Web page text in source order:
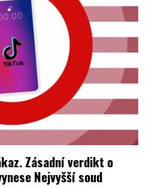
Zásadní verdikt o
Nejvyšší soud